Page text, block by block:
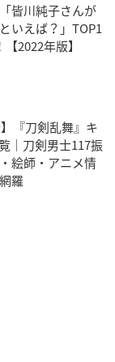
皆川純子さんが
いえば？」TOP1
2022年版】
】『刀剣乱舞』キ
｜刀剣男士117振
絵師・アニメ情
羅